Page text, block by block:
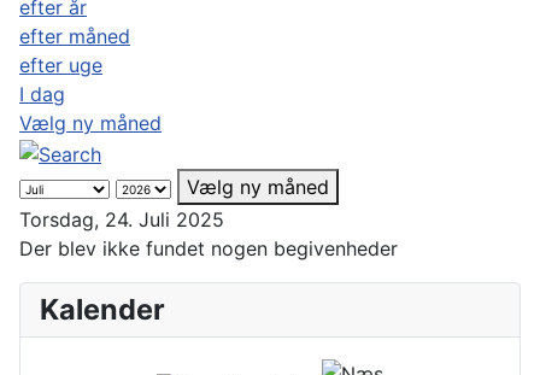
efter år
efter måned
efter uge
I dag
Vælg ny måned
Vælg ny måned
Torsdag, 24. Juli 2025
Der blev ikke fundet nogen begivenheder
Kalender